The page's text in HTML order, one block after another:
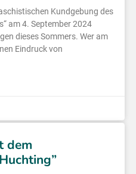
Kundgebung des
am 4. September 2024
dieses Sommers. Wer am
Eindruck von
dem